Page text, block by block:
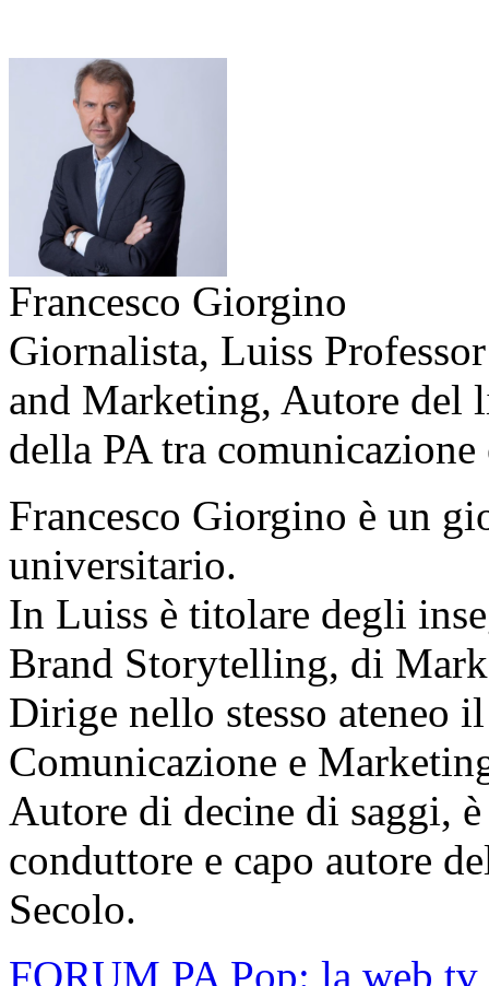
Francesco Giorgino
Giornalista, Luiss
and Marketing, Autore
della PA tra
Francesco Giorgino è un
universitario.
In Luiss è titolare degli
Brand Storytelling, di
Dirige nello stesso ateneo
Comunicazione e
Autore di decine di saggi,
conduttore e capo autore
Secolo.
FORUM PA Pop: la web